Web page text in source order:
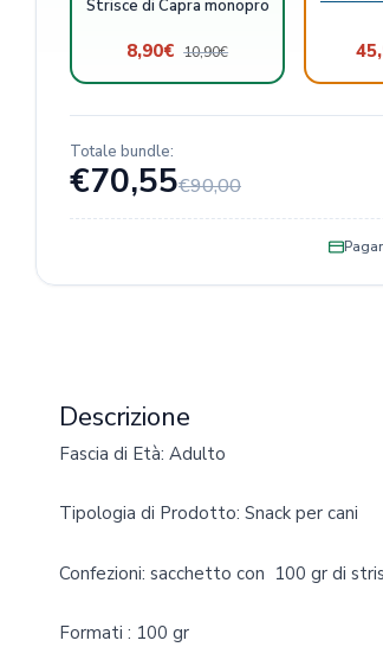
Strisce di Capra monoproteiche 100g
8,90€ 10,90€
Totale bundle:
€70,55€90,00
Descrizione
Fascia di Età: Adulto
Tipologia di Prodotto: Snack per cani
Confezioni: sacchetto con 100 gr di
Formati : 100 gr